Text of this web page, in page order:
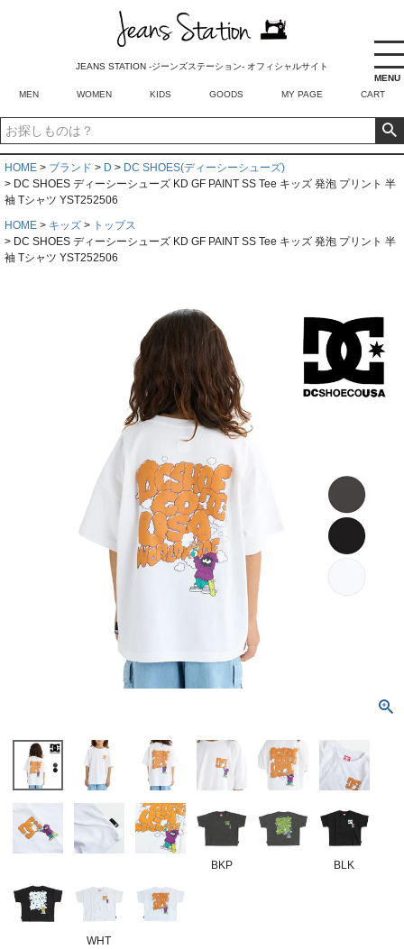
MENU
JEANS STATION -ジーンズステーション- オフィシャルサイト
MEN WOMEN KIDS GOODS MY PAGE CART
HOME ブランド D
DC SHOES(ディーシーシューズ)
DC SHOES ディーシーシューズ KD GF PAINT SS Tee キッズ 発泡 プリント 半
袖 Tシャツ YST252506
HOME
キッズ
トップス
DC SHOES ディーシーシューズ KD GF PAINT SS Tee キッズ 発泡 プリント 半
袖 Tシャツ YST252506
BKP BLK
WHT